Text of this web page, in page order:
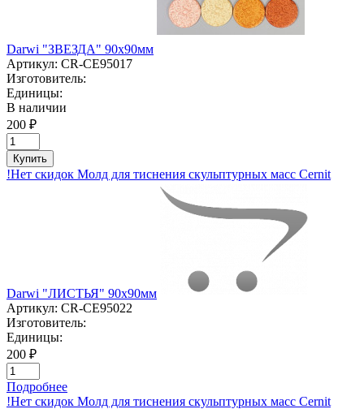
Darwi "ЗВЕЗДА" 90х90мм
Артикул: CR-CE95017
Изготовитель:
Единицы:
В наличии
200 ₽
Купить
!Нет скидок Молд для тиснения скульптурных масс Cernit
Darwi "ЛИСТЬЯ" 90х90мм
Артикул: CR-CE95022
Изготовитель:
Единицы:
200 ₽
Подробнее
!Нет скидок Молд для тиснения скульптурных масс Cernit